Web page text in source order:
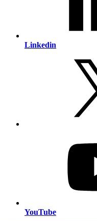
Linkedin
YouTube